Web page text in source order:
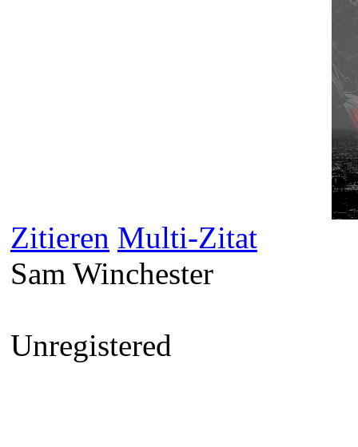
Zitieren Multi-Zitat
Sam Winchester
Unregistered